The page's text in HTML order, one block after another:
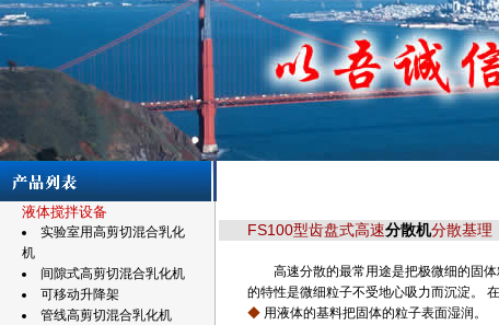
液体搅拌设备
实验室用高剪切混合乳化
机
间隙式高剪切混合乳化机
可移动升降架
管线高剪切混合乳化机
FS100型齿盘式高速分散机分散基理
高速分散的最常用途是把极微细的固体
的特性是微细粒子不受地心吸力而沉淀。
◆ 用液体的基料把固体的粒子表面湿润。